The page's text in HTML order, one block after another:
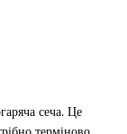
сеча. Це